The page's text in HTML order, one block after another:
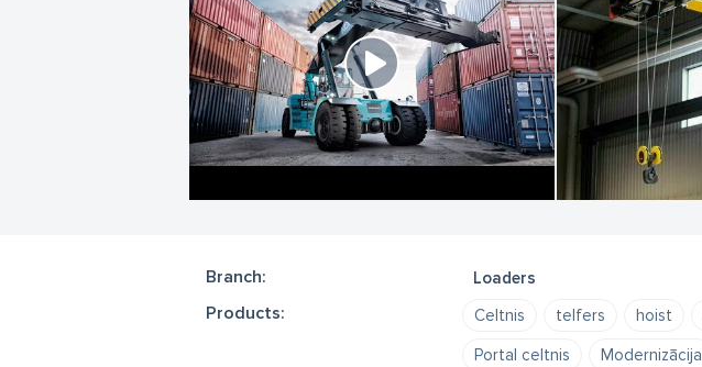
Branch: Loaders
Products: Celtnis telfers hoist
Portal celtnis
Modernizācija